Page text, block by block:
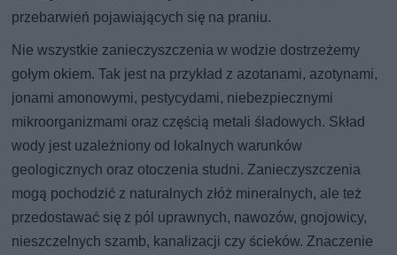
przebarwień pojawiających się na praniu.
Nie wszystkie zanieczyszczenia w wodzie dostrzeżemy
gołym okiem. Tak jest na przykład z azotanami, azotynami,
jonami amonowymi, pestycydami, niebezpiecznymi
mikroorganizmami oraz częścią metali śladowych. Skład
wody jest uzależniony od lokalnych warunków
geologicznych oraz otoczenia studni. Zanieczyszczenia
mogą pochodzić z naturalnych złóż mineralnych, ale też
przedostawać się z pól uprawnych, nawozów, gnojowicy,
nieszczelnych szamb, kanalizacji czy ścieków. Znaczenie